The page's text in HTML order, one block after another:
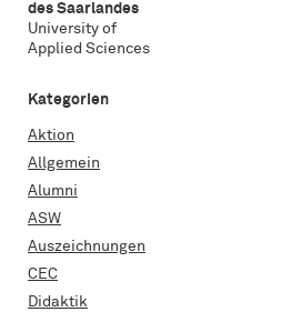
des Saarlandes
University of
Applied Sciences
Kategorien
Aktion
Allgemein
Alumni
ASW
Auszeichnungen
CEC
Didaktik